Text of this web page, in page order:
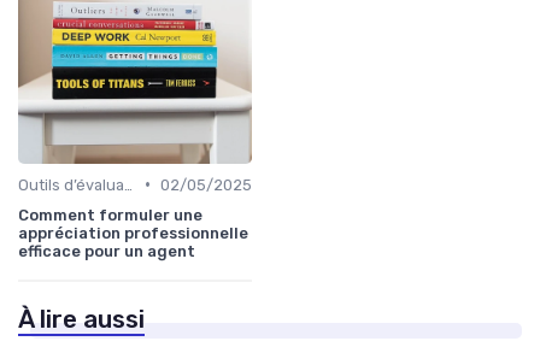
• 02/05/2025
Comment formuler une
appréciation professionnelle
efficace pour un agent
À lire aussi